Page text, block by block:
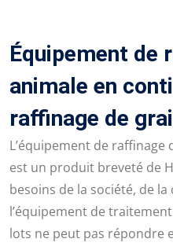
Équipement de
animale en
raffinage de
L’équipement de raffinage
est un produit breveté de
besoins de la société, de
l’équipement de
lots ne peut pas répondre